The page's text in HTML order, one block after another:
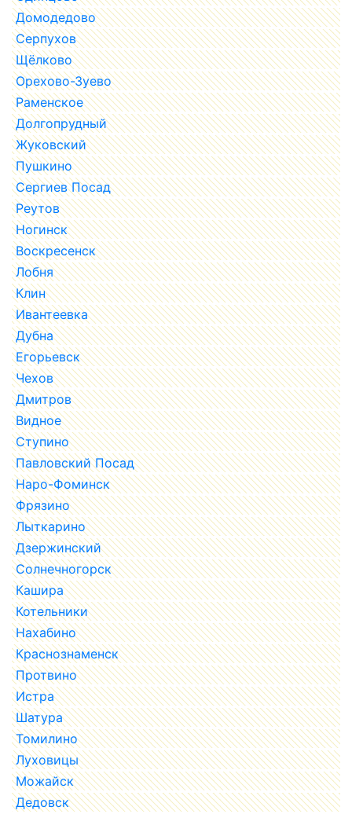
Домодедово
Серпухов
Щёлково
Орехово-Зуево
Раменское
Долгопрудный
Жуковский
Пушкино
Сергиев Посад
Реутов
Ногинск
Воскресенск
Лобня
Клин
Ивантеевка
Дубна
Егорьевск
Чехов
Дмитров
Видное
Ступино
Павловский Посад
Наро-Фоминск
Фрязино
Лыткарино
Дзержинский
Солнечногорск
Кашира
Котельники
Нахабино
Краснознаменск
Протвино
Истра
Шатура
Томилино
Луховицы
Можайск
Дедовск